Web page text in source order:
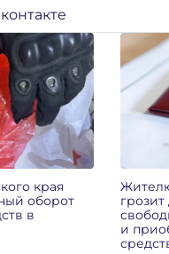
края
оборот
в
и